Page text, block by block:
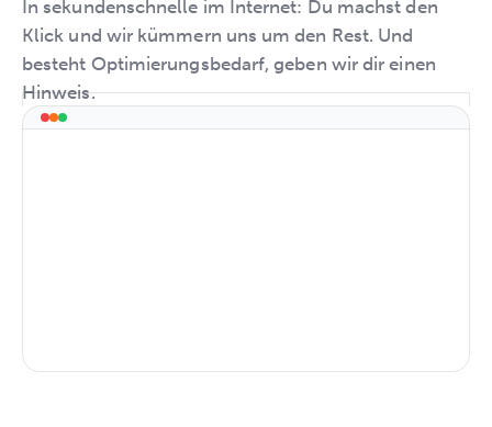
In sekundenschnelle im Internet: Du machst den
Klick und wir kümmern uns um den Rest. Und
besteht Optimierungsbedarf, geben wir dir einen
Hinweis.